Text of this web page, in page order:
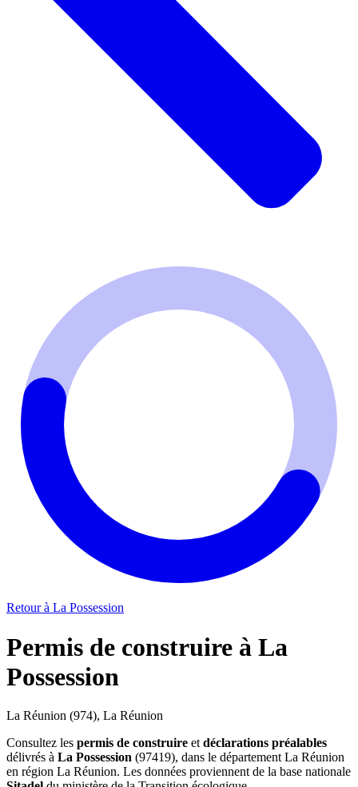
Retour à La Possession
Permis de construire à La
Possession
La Réunion (974), La Réunion
Consultez les permis de construire et déclarations préalables
délivrés à La Possession (97419), dans le département La Réunion
en région La Réunion. Les données proviennent de la base nationale